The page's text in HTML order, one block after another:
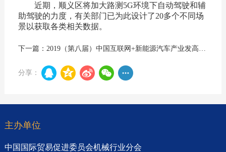
近期，顺义区将加大路测5G环境下自动驾驶和辅
助驾驶的力度，有关部门已为此设计了20多个不同场
景以获取各类相关数据。
分享：
主办单位
中国国际贸易促进委员会机械行业分会